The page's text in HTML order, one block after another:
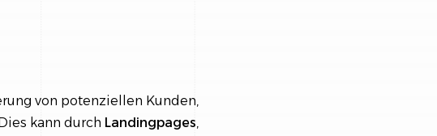
von potenziellen Kunden,
kann durch Landingpages,